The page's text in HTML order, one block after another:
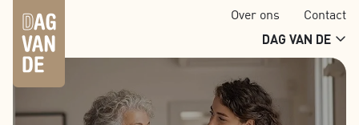
Over ons Contact
DAG VAN DE